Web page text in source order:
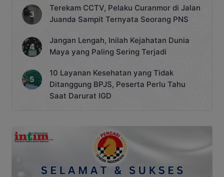
Terekam CCTV, Pelaku Curanmor di Jalan
Juanda Sampit Ternyata Seorang PNS
Jangan Lengah, Inilah Kejahatan Dunia
Maya yang Paling Sering Terjadi
10 Layanan Kesehatan yang Tidak
Ditanggung BPJS, Peserta Perlu Tahu
Saat Darurat IGD